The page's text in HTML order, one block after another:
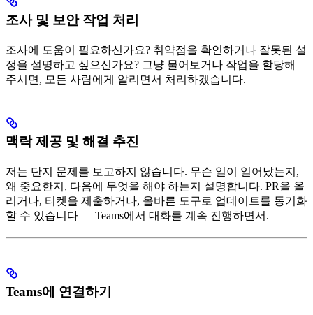
조사 및 보안 작업 처리
조사에 도움이 필요하신가요? 취약점을 확인하거나 잘못된 설
정을 설명하고 싶으신가요? 그냥 물어보거나 작업을 할당해
주시면, 모든 사람에게 알리면서 처리하겠습니다.
맥락 제공 및 해결 추진
저는 단지 문제를 보고하지 않습니다. 무슨 일이 일어났는지,
왜 중요한지, 다음에 무엇을 해야 하는지 설명합니다. PR을 올
리거나, 티켓을 제출하거나, 올바른 도구로 업데이트를 동기화
할 수 있습니다 — Teams에서 대화를 계속 진행하면서.
Teams에 연결하기